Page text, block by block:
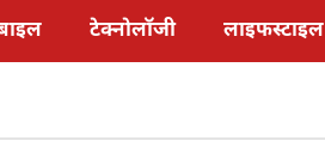
टेक्नोलॉजी लाइफस्टाइल